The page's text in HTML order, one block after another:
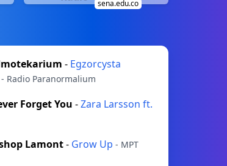
sena.edu.co
- Egzorcysta
- Radio Paranormalium
Forget You -Zara Larsson ft.
Lamont- Grow Up - MPT